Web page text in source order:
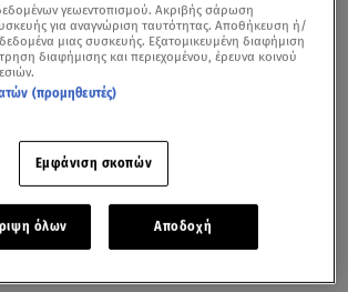
γεωεντοπισμού. Ακριβής σάρωση
για αναγνώριση ταυτότητας. Αποθήκευση ή/
μιας συσκευής. Εξατομικευμένη διαφήμιση
διαφήμισης και περιεχομένου, έρευνα κοινού
(προμηθευτές)
Εμφάνιση σκοπών
όλων Αποδοχή